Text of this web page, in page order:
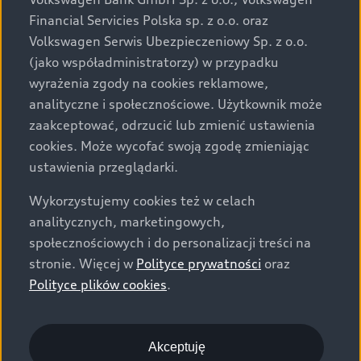
za dopłatą. Wiążące ustalenie ceny, wyposażenia i
specyfikacji pojazdu następują w umowie sprzedaży, a
określenie parametrów technicznych zawiera
świadectwo homologacji typu pojazdu. Zastrzegamy
sobie prawo do zmian i pomyłek. Wszelkie informacje
prezentowane na stronie są aktualne na dzień ich
zamieszczania. W celu uzyskania najnowszych
informacji prosimy kontaktować się z Partnerem Marki
Audi.
Wszystkie produkowane obecnie samochody marki Audi
są wykonywane z materiałów spełniających pod
względem możliwości odzysku i recyklingu wymagania
określone w normie ISO 22628 i są zgodne z
europejskimi świadectwami homologacji wydanymi wg
o.o. podlega obowiązkowi zapewnienia wszystkim
użytkownikom samochodów marki Volkswagen sieci
Financial Servicies Polska sp. z o.o. oraz
Volkswagen Serwis Ubezpieczeniowy Sp. z o.o.
(jako współadministratorzy) w przypadku
wyrażenia zgody na cookies reklamowe,
analityczne i społecznościowe. Użytkownik może
zaakceptować, odrzucić lub zmienić ustawienia
cookies. Może wycofać swoją zgodę zmieniając
ustawienia przeglądarki.
Wykorzystujemy cookies też w celach
analitycznych, marketingowych,
społecznościowych i do personalizacji treści na
stronie. Więcej w Polityce prywatności oraz
Polityce plików cookies.
Akceptuję